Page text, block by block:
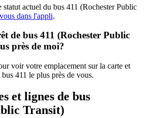
statut actuel du bus 411 (Rochester Public
dans l'appli.
de bus 411 (Rochester Public
près de moi?
voir votre emplacement sur la carte et
411 le plus près de vous.
et lignes de bus
Transit)